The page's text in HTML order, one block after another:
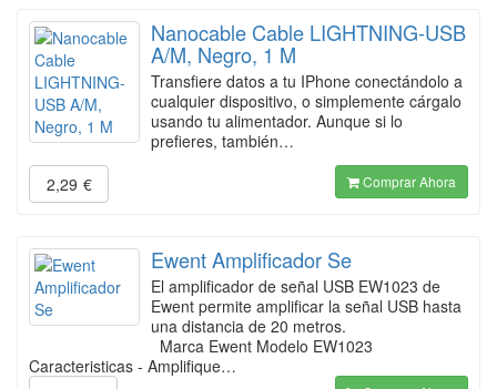
Nanocable Cable LIGHTNING-USB
A/M, Negro, 1 M
Transfiere datos a tu IPhone conectándolo a
cualquier dispositivo, o simplemente cárgalo
usando tu alimentador. Aunque si lo
prefieres, también…
2,29 € Comprar Ahora
Ewent Amplificador Se
El amplificador de señal USB EW1023 de
Ewent permite amplificar la señal USB hasta
una distancia de 20 metros.
Marca Ewent Modelo EW1023
Caracteristicas - Amplifique…